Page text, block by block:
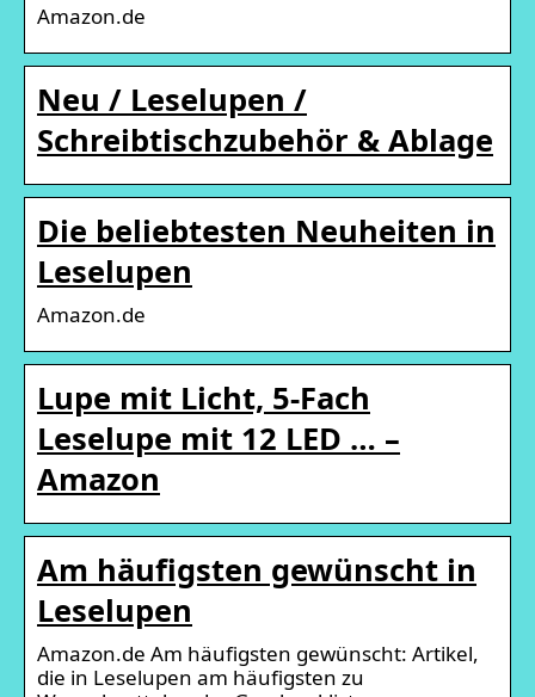
Amazon.de
Neu / Leselupen /
Schreibtischzubehör & Ablage
Die beliebtesten Neuheiten in
Leselupen
Amazon.de
Lupe mit Licht, 5-Fach
Leselupe mit 12 LED … –
Amazon
Am häufigsten gewünscht in
Leselupen
Amazon.de Am häufigsten gewünscht: Artikel,
die in Leselupen am häufigsten zu